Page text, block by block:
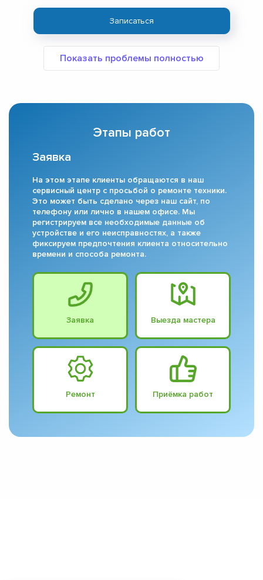
Записаться
Этапы работ
Заявка
На этом этапе клиенты обращаются в наш
сервисный центр с просьбой о ремонте техники.
Это может быть сделано через наш сайт, по
телефону или лично в нашем офисе. Мы
регистрируем все необходимые данные об
устройстве и его неисправностях, а также
фиксируем предпочтения клиента относительно
времени и способа ремонта.
Заявка Выезда мастера
Ремонт Приёмка работ